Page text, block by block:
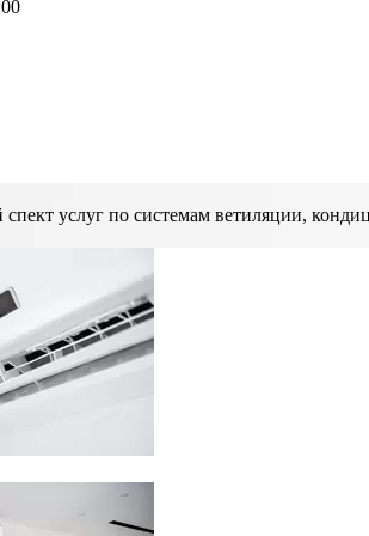
услуг по системам ветиляции,